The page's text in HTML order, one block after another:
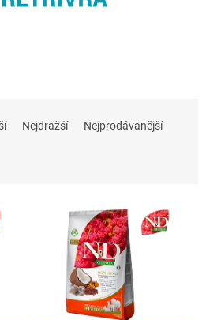
Nejdražší Nejprodávanější